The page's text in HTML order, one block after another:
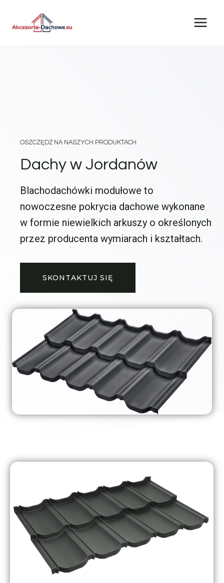
OSZCZĘDŹ NA NASZYCH PRODUKTACH
Dachy w Jordanów
Blachodachówki modułowe to
nowoczesne pokrycia dachowe wykonane
w formie niewielkich arkuszy o określonych
przez producenta wymiarach i kształtach.
SKONTAKTUJ SIĘ